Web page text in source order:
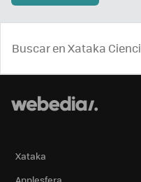
Xataka
Applesfera